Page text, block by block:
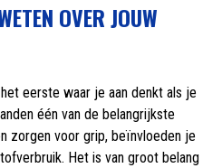
OVER JOUW
eerste waar je aan denkt als je
één van de belangrijkste
zorgen voor grip, beïnvloeden je
Het is van groot belang